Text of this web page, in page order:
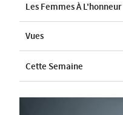
Les Femmes À L'honneur
Vues
Cette Semaine